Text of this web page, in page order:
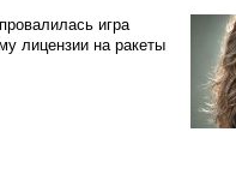
игра
лицензии на ракеты